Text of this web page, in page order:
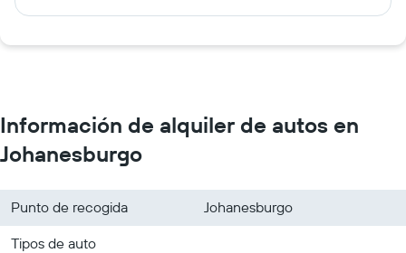
Información de alquiler de autos en
Johanesburgo
Punto de recogida
Johanesburgo
Tipos de auto